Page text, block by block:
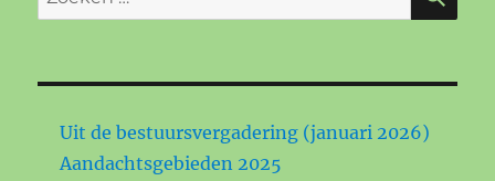
naar:
Uit de bestuursvergadering (januari 2026)
Aandachtsgebieden 2025